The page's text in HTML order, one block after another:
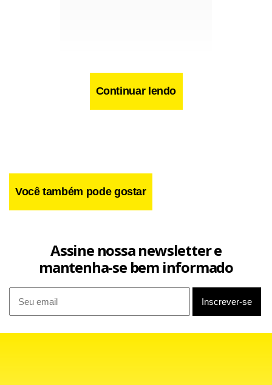
O imperador do Japão, Akihito,
primeiro herdeiro homem da família real desde 1965.
voltava de uma viagem ao norte do país. A princesa Kiko e
o bebê, que ainda não teve o nome divulgado, devem
Continuar lendo
Você também pode gostar
Assine nossa newsletter e
mantenha-se bem informado